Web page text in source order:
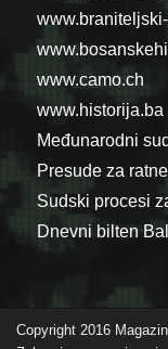
www.camo.ch
www.historija.ba
Međunarodni
Presude za
Sudski procesi
Dnevni bilten
Copyright 2016